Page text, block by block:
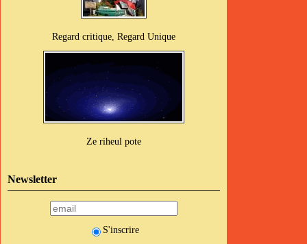
Regard critique, Regard Unique
Ze riheul pote
Newsletter
S'inscrire